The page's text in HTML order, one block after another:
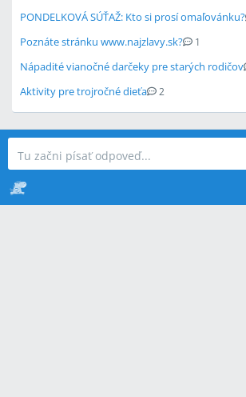
PONDELKOVÁ SÚŤAŽ: Kto si prosí omaľovánku?
Poznáte stránku www.najzlavy.sk? 1
Nápadité vianočné darčeky pre starých rodičov
Aktivity pre trojročné dieťa 2